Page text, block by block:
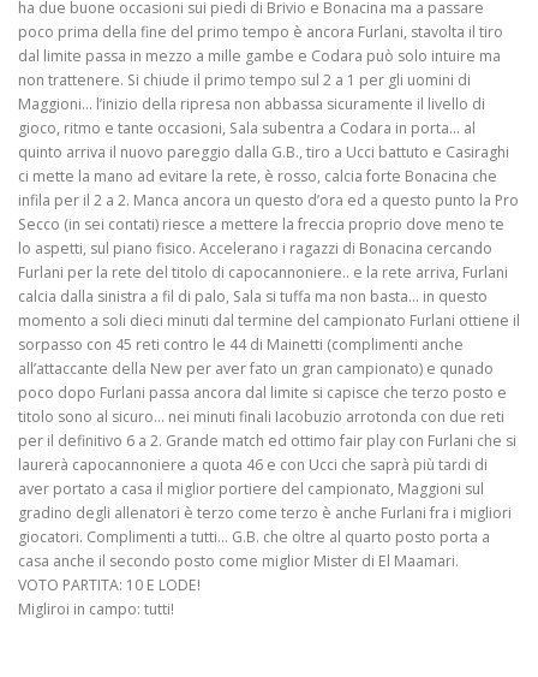
ha due buone occasioni sui piedi di Brivio e Bonacina ma a passare
poco prima della fine del primo tempo è ancora Furlani, stavolta il tiro
dal limite passa in mezzo a mille gambe e Codara può solo intuire ma
non trattenere. Si chiude il primo tempo sul 2 a 1 per gli uomini di
Maggioni… l’inizio della ripresa non abbassa sicuramente il livello di
gioco, ritmo e tante occasioni, Sala subentra a Codara in porta… al
quinto arriva il nuovo pareggio dalla G.B., tiro a Ucci battuto e Casiraghi
ci mette la mano ad evitare la rete, è rosso, calcia forte Bonacina che
infila per il 2 a 2. Manca ancora un questo d’ora ed a questo punto la Pro
Secco (in sei contati) riesce a mettere la freccia proprio dove meno te
lo aspetti, sul piano fisico. Accelerano i ragazzi di Bonacina cercando
Furlani per la rete del titolo di capocannoniere.. e la rete arriva, Furlani
calcia dalla sinistra a fil di palo, Sala si tuffa ma non basta… in questo
momento a soli dieci minuti dal termine del campionato Furlani ottiene il
sorpasso con 45 reti contro le 44 di Mainetti (complimenti anche
all’attaccante della New per aver fato un gran campionato) e qunado
poco dopo Furlani passa ancora dal limite si capisce che terzo posto e
titolo sono al sicuro… nei minuti finali Iacobuzio arrotonda con due reti
per il definitivo 6 a 2. Grande match ed ottimo fair play con Furlani che si
laurerà capocannoniere a quota 46 e con Ucci che saprà più tardi di
aver portato a casa il miglior portiere del campionato, Maggioni sul
gradino degli allenatori è terzo come terzo è anche Furlani fra i migliori
giocatori. Complimenti a tutti… G.B. che oltre al quarto posto porta a
casa anche il secondo posto come miglior Mister di El Maamari.
VOTO PARTITA: 10 E LODE!
Migliroi in campo: tutti!